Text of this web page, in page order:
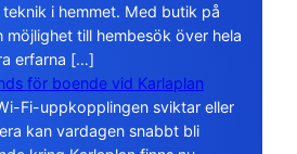
i hemmet. Med butik på
möjlighet till hembesök över hela
erfarna […]
för boende vid Karlaplan
Fi-uppkopplingen sviktar eller
kan vardagen snabbt bli